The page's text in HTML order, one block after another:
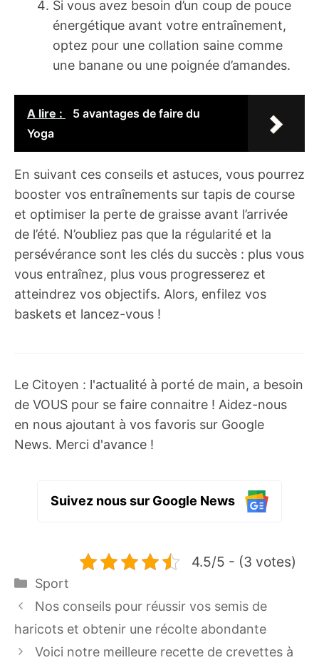
Si vous avez besoin d’un coup de pouce
énergétique avant votre entraînement,
optez pour une collation saine comme
une banane ou une poignée d’amandes.
A lire :
5 avantages de faire du
Yoga
En suivant ces conseils et astuces, vous pourrez
booster vos entraînements sur tapis de course
et optimiser la perte de graisse avant l’arrivée
de l’été. N’oubliez pas que la régularité et la
persévérance sont les clés du succès : plus vous
vous entraînez, plus vous progresserez et
atteindrez vos objectifs. Alors, enfilez vos
baskets et lancez-vous !
Le Citoyen : l'actualité à porté de main, a besoin
de VOUS pour se faire connaitre ! Aidez-nous
en nous ajoutant à vos favoris sur Google
News. Merci d'avance !
Suivez nous sur Google News
4.5/5 - (3 votes)
Catégories
Sport
Nos conseils pour réussir vos semis de
haricots et obtenir une récolte abondante
Voici notre meilleure recette de crevettes à